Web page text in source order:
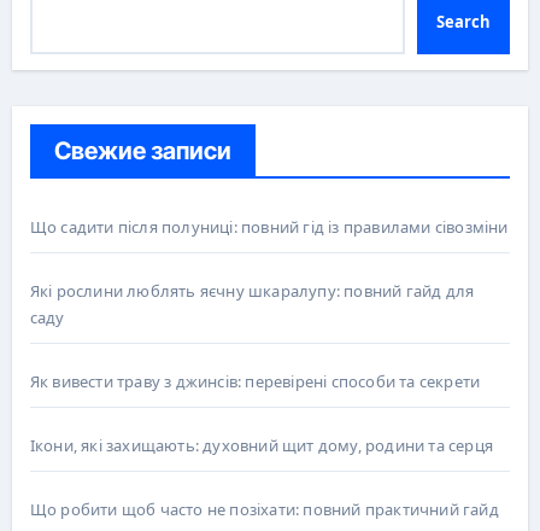
Search
Свежие записи
Що садити після полуниці: повний гід із правилами сівозміни
Які рослини люблять яєчну шкаралупу: повний гайд для
саду
Як вивести траву з джинсів: перевірені способи та секрети
Ікони, які захищають: духовний щит дому, родини та серця
Що робити щоб часто не позіхати: повний практичний гайд